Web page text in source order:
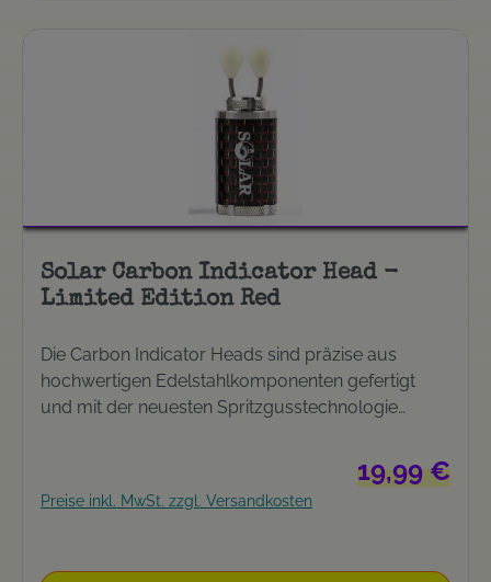
Solar Carbon Indicator Head -
Limited Edition Red
Die Carbon Indicator Heads sind präzise aus
hochwertigen Edelstahlkomponenten gefertigt
und mit der neuesten Spritzgusstechnologie
schillerndes Carbon-Finish, das ebenso nützlich
wie stylisch ist und bei geringster Bewegung
glänzt. Außerdem wurde ein Nite-Glow-Line-Clip
Regulärer
19,99 €
Preise inkl. MwSt. zzgl. Versandkosten